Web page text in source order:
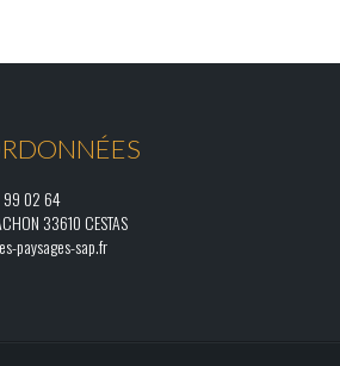
02 64
33610 CESTAS
paysages-sap.fr